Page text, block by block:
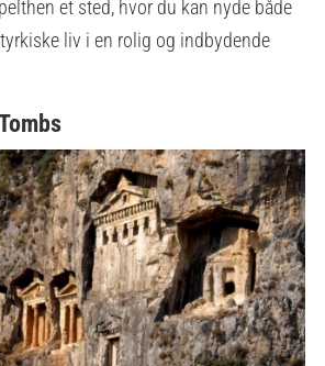
et sted, hvor du kan nyde både
liv i en rolig og indbydende